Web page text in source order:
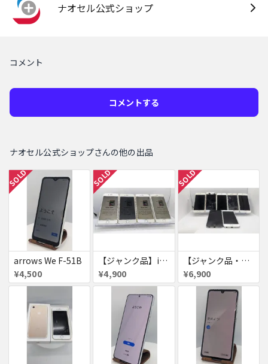
ナオセル公式ショップ
コメント
コメントする
ナオセル公式ショップさんの他の出品
SOLD
arrows We F-51B
¥4,500
SOLD
【ジャンク品】iPhone6s ４台セット
¥4,900
SOLD
【ジャンク品・初期化済・SIMロック解除済】iPhone6 7台セット
¥6,900